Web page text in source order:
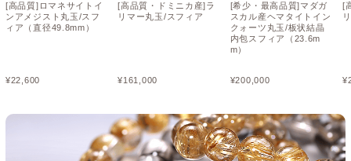
[高品質]ロマネサイトイ
ンアメジスト丸玉/スフ
ィア（直径49.8mm）
¥22,600
[高品質・ドミニカ産]ラ
リマー丸玉/スフィア
¥161,000
[希少・最高品質]マダガ
スカル産ヘマタイトイン
クォーツ丸玉/板状結晶
内包スフィア（23.6m
m）
¥200,000
[
¥